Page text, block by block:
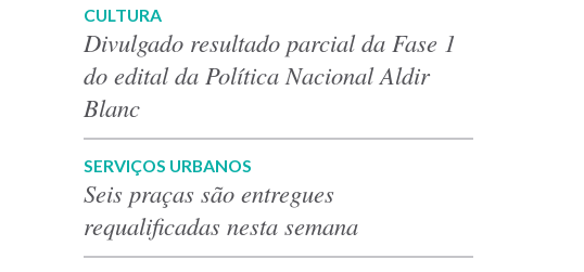
CULTURA
Divulgado resultado parcial da Fase 1
do edital da Política Nacional Aldir
Blanc
SERVIÇOS URBANOS
Seis praças são entregues
requalificadas nesta semana